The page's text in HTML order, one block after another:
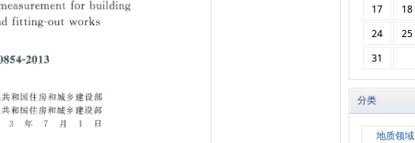
17
18
24
25
31
分类
地质领域